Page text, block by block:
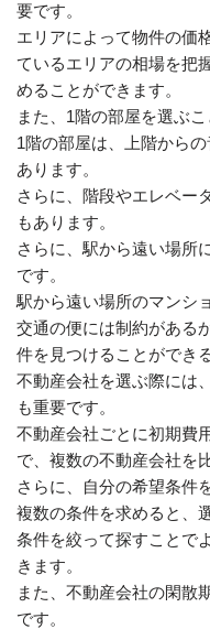
要です。
エリアによって物件の価
ているエリアの相場を把
めることができます。
また、1階の部屋を選ぶ
1階の部屋は、上階から
あります。
さらに、階段やエレベー
もあります。
さらに、駅から遠い場所
です。
駅から遠い場所のマンシ
交通の便には制約がある
件を見つけることができ
不動産会社を選ぶ際には
も重要です。
不動産会社ごとに初期費
で、複数の不動産会社を
さらに、自分の希望条件
複数の条件を求めると、
条件を絞って探すことで
きます。
また、不動産会社の閑散
です。